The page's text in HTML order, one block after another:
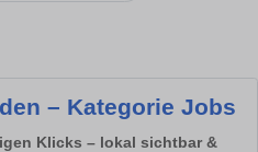
– Kategorie Jobs
Klicks – lokal sichtbar &